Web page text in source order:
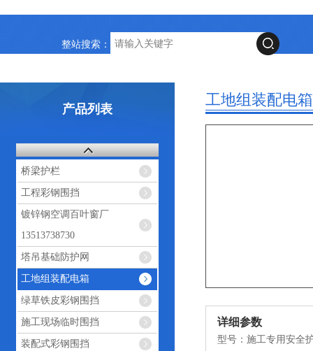
整站搜索：
产品列表
桥梁护栏
工程彩钢围挡
镀锌钢空调百叶窗厂
13513738730
塔吊基础防护网
工地组装配电箱
绿草铁皮彩钢围挡
施工现场临时围挡
装配式彩钢围挡
工地组装配电箱
详细参数
型号：施工专用安全